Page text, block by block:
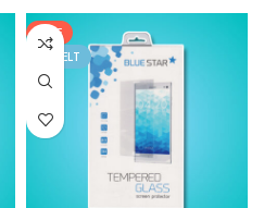
SALE
KIEMELT